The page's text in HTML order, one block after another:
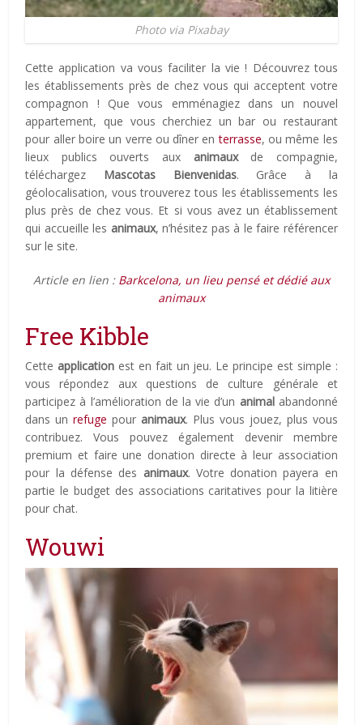
Photo via Pixabay
Cette application va vous faciliter la vie ! Découvrez tous
les établissements près de chez vous qui acceptent votre
compagnon ! Que vous emménagiez dans un nouvel
appartement, que vous cherchiez un bar ou restaurant
pour aller boire un verre ou dîner enterrasse, ou même les
lieux publics ouverts aux animauxde compagnie,
téléchargez Mascotas Bienvenidas. Grâce à la
géolocalisation, vous trouverez tous les établissements les
plus près de chez vous. Et si vous avez un établissement
qui accueille les animaux, n’hésitez pas à le faire référencer
sur le site.
Article en lien : Barkcelona, un lieu pensé et dédié aux
animaux
Free Kibble
Cette application est en fait un jeu. Le principe est simple :
vous répondez aux questions de culture générale et
participez à l’amélioration de la vie d’un animalabandonné
dans unrefuge pour animaux. Plus vous jouez, plus vous
contribuez. Vous pouvez également devenir membre
premium et faire une donation directe à leur association
pour la défense des animaux. Votre donation payera en
partie le budget des associations caritatives pour la litière
pour chat.
Wouwi